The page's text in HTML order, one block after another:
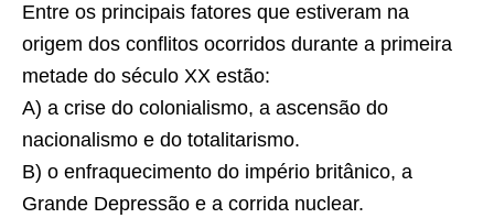
Entre os principais fatores que estiveram na
origem dos conflitos ocorridos durante a primeira
metade do século XX estão:
A) a crise do colonialismo, a ascensão do
nacionalismo e do totalitarismo.
B) o enfraquecimento do império britânico, a
Grande Depressão e a corrida nuclear.